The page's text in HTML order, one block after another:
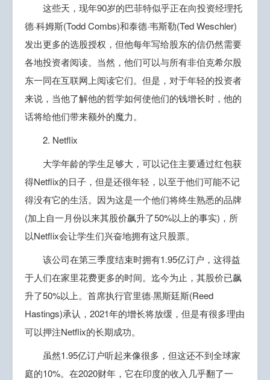
这些天，现年90岁的巴菲特似乎正在向投资经理托
德·科姆斯(Todd Combs)和泰德·韦斯勒(Ted Weschler)
发出更多的选股授权，但他每年写给股东的信仍然需要
各地投资者阅读。当然，他们可以与所有非伯克希尔股
东一同在互联网上阅读它们。但是，对于年轻的投资者
来说，当他了解他的哲学如何使他们的钱增长时，他的
话将给他们带来额外的魔力。
2. Netflix
大学年龄的学生足够大，可以记住主要通过红包获
得Netflix的日子，但是还很年轻，以至于他们可能不记
得没有它的生活。因为这是一个他们将终生熟悉的品牌
(加上自一月份以来其股价飙升了50%以上的事实)，所
以Netflix会让学生们兴奋地拥有这只股票。
该公司在第三季度结束时拥有1.95亿订户，这得益
于人们在家里花费更多的时间。迄今为止，其股价已飙
升了50%以上。首席执行官里德·黑斯廷斯(Reed
Hastings)承认，2021年的增长将放缓，但是有很多理由
可以押注Netflix的长期成功。
虽然1.95亿订户听起来像很多，但这还不到全球家
庭的10%。在2020财年，它在印度的收入几乎翻了一